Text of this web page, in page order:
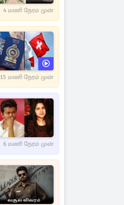
4 மணி நேரம் முன்
15 மணி நேரம் முன்
6 மணி நேரம் முன்